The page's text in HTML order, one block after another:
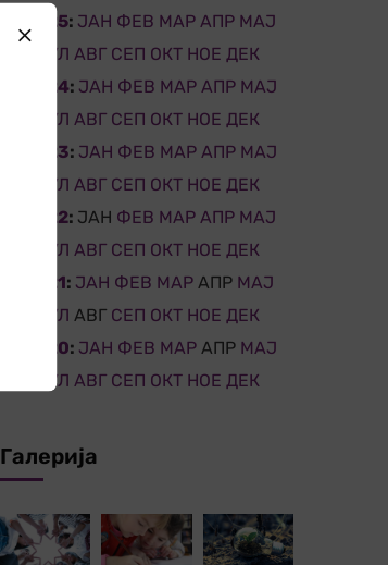
2025: ЈАН ФЕВ МАР АПР МАЈ
ЈУЛ АВГ СЕП ОКТ НОЕ ДЕК
2024: ЈАН ФЕВ МАР АПР МАЈ
ЈУЛ АВГ СЕП ОКТ НОЕ ДЕК
2023: ЈАН ФЕВ МАР АПР МАЈ
ЈУЛ АВГ СЕП ОКТ НОЕ ДЕК
2022: ЈАН ФЕВ МАР АПР МАЈ
ЈУЛ АВГ СЕП ОКТ НОЕ ДЕК
2021: ЈАН ФЕВ МАР АПР МАЈ
ЈУЛ АВГ СЕП ОКТ НОЕ ДЕК
2020: ЈАН ФЕВ МАР АПР МАЈ
ЈУЛ АВГ СЕП ОКТ НОЕ ДЕК
Галерија